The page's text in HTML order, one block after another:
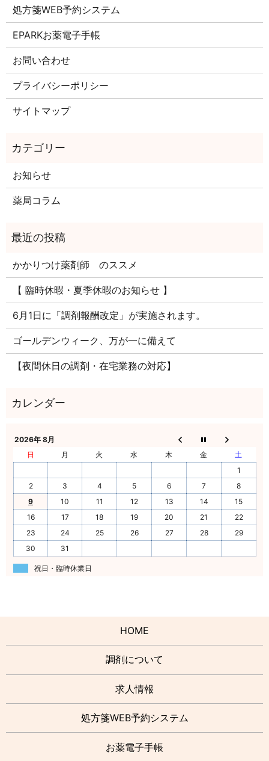
処方箋WEB予約システム
EPARKお薬電子手帳
お問い合わせ
プライバシーポリシー
サイトマップ
お知らせ
薬局コラム
かかりつけ薬剤師 のススメ
【 臨時休暇・夏季休暇のお知らせ 】
6月1日に「調剤報酬改定」が実施されます。
ゴールデンウィーク、万が一に備えて
【夜間休日の調剤・在宅業務の対応】
2026年 8月
日
月 火 水 木 金
土
1
2
3 4 5 6 7
8
9
10 11 12 13 14
15
16
17 18 19 20 21
22
23
24 25 26 27 28
29
30
31
祝日・臨時休業日
HOME
調剤について
求人情報
処方箋WEB予約システム
お薬電子手帳